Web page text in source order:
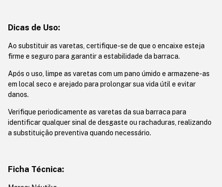
Dicas de Uso:
Ao substituir as varetas, certifique-se de que o encaixe esteja
firme e seguro para garantir a estabilidade da barraca.
Após o uso, limpe as varetas com um pano úmido e armazene-as
em local seco e arejado para prolongar sua vida útil e evitar
danos.
Verifique periodicamente as varetas da sua barraca para
identificar qualquer sinal de desgaste ou rachaduras, realizando
a substituição preventiva quando necessário.
Ficha Técnica: